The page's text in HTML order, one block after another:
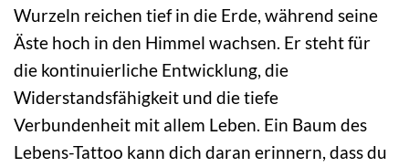
Wurzeln reichen tief in die Erde, während seine
Äste hoch in den Himmel wachsen. Er steht für
die kontinuierliche Entwicklung, die
Widerstandsfähigkeit und die tiefe
Verbundenheit mit allem Leben. Ein Baum des
Lebens-Tattoo kann dich daran erinnern, dass du